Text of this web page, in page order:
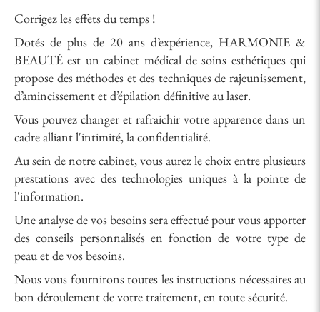
Corrigez les effets du temps !
Dotés de plus de 20 ans d’expérience, HARMONIE &
BEAUTÉ est un cabinet médical de soins esthétiques qui
propose des méthodes et des techniques de rajeunissement,
d’amincissement et d’épilation définitive au laser.
Vous pouvez changer et rafraichir votre apparence dans un
cadre alliant l'intimité, la confidentialité.
Au sein de notre cabinet, vous aurez le choix entre plusieurs
prestations avec des technologies uniques à la pointe de
l'information.
Une analyse de vos besoins sera effectué pour vous apporter
des conseils personnalisés en fonction de votre type de
peau et de vos besoins.
Nous vous fournirons toutes les instructions nécessaires au
bon déroulement de votre traitement, en toute sécurité.